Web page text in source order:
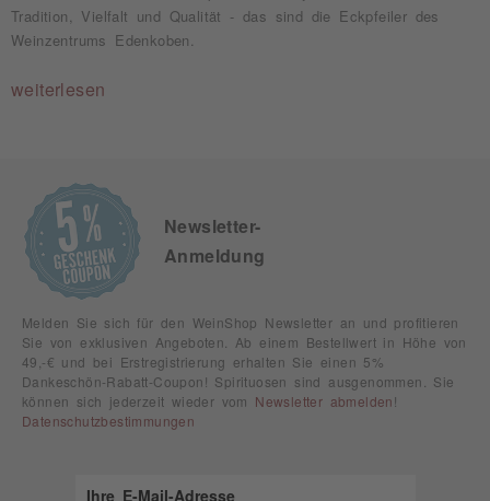
Tradition, Vielfalt und Qualität - das sind die Eckpfeiler des
Weinzentrums Edenkoben.
weiterlesen
Newsletter-
Anmeldung
Melden Sie sich für den WeinShop Newsletter an und profitieren
Sie von exklusiven Angeboten. Ab einem Bestellwert in Höhe von
49,-€ und bei Erstregistrierung erhalten Sie einen 5%
Dankeschön-Rabatt-Coupon! Spirituosen sind ausgenommen. Sie
können sich jederzeit wieder vom Newsletter abmelden !
Datenschutzbestimmungen